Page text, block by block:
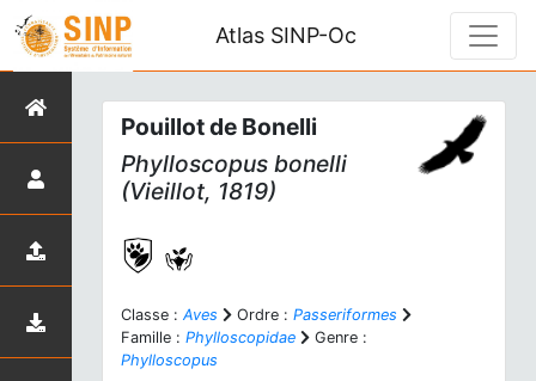
Atlas SINP-Oc
Pouillot de Bonelli
Phylloscopus bonelli
(Vieillot, 1819)
Classe : Aves Ordre : Passeriformes
Famille : Phylloscopidae
Genre :
Phylloscopus